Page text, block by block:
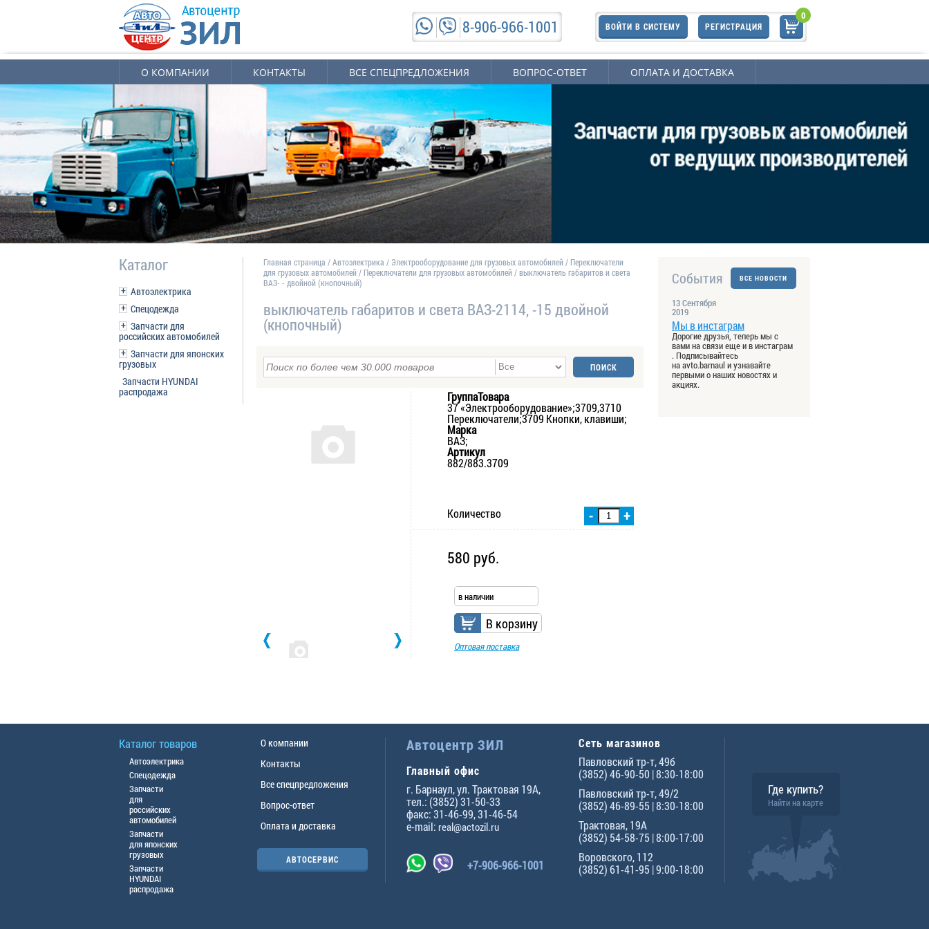
8-906-966-1001
0
ВОЙТИ В СИСТЕМУ РЕГИСТРАЦИЯ
О КОМПАНИИ КОНТАКТЫ ВСЕ СПЕЦПРЕДЛОЖЕНИЯ ВОПРОС-ОТВЕТ ОПЛАТА И ДОСТАВКА
Каталог
Автоэлектрика
Спецодежда
Запчасти для
российских автомобилей
Запчасти для японских
грузовых
Запчасти HYUNDAI
распродажа
ВСЕ НОВОСТИ
События
13 Сентября
2019
Мы в инстаграм
Дорогие друзья, теперь мы с
вами на связи еще и в инстаграм
. Подписывайтесь
на avto.barnaul и узнавайте
первыми о наших новостях и
акциях.
Главная страница /Автоэлектрика /Электрооборудование для грузовых автомобилей / Переключатели
для грузовых автомобилей / Переключатели для грузовых автомобилей /выключатель габаритов и света
ВАЗ- - двойной (кнопочный)
выключатель габаритов и света ВАЗ-2114, -15 двойной
(кнопочный)
ГруппаТовара
37 «Электрооборудование»;3709,3710
Переключатели;3709 Кнопки, клавиши;
Марка
ВАЗ;
Артикул
882/883.3709
+
-
Количество
580 руб.
в наличии
В корзину
Оптовая поставка
Каталог товаров
Автоэлектрика
Спецодежда
Запчасти
для
российских
автомобилей
Запчасти
для японских
грузовых
Запчасти
HYUNDAI
распродажа
О компании
Контакты
Все спецпредложения
Вопрос-ответ
Оплата и доставка
АВТОСЕРВИС
Автоцентр ЗИЛ
Главный офис
г. Барнаул,ул. Трактовая 19А,
тел.: (3852) 31-50-33
факс:31-46-99,31-46-54
e-mail: real@actozil.ru
+7-906-966-1001
Сеть магазинов
Павловский тр-т, 49б
(3852) 46-90-50 | 8:30-18:00
Павловский тр-т, 49/2
(3852) 46-89-55 | 8:30-18:00
Трактовая, 19А
(3852) 54-58-75 | 8:00-17:00
Воровского, 112
(3852) 61-41-95 | 9:00-18:00
Где купить?
Найти на карте